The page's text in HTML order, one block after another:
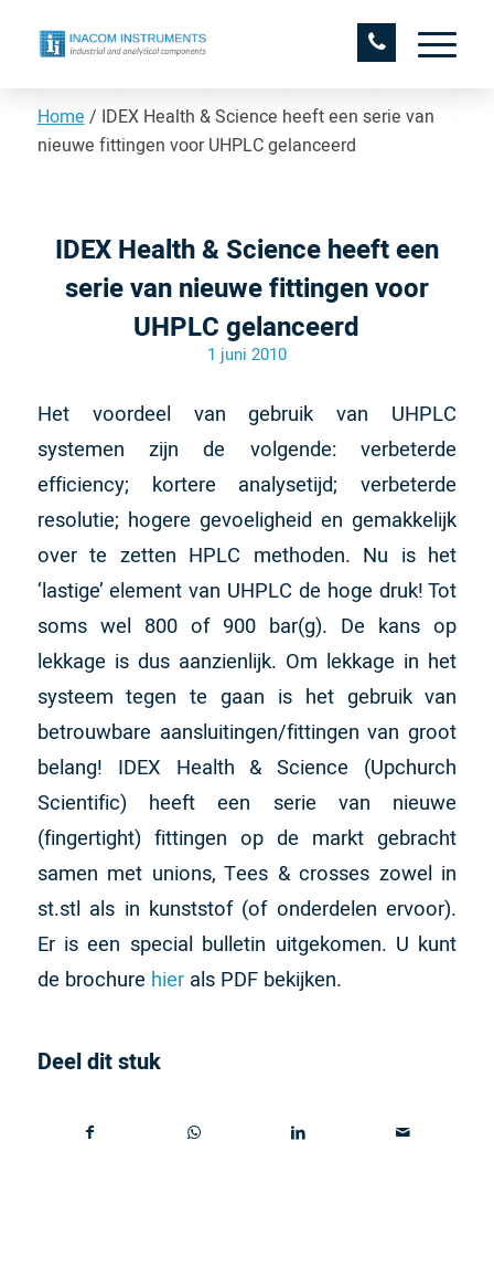
Home / IDEX Health & Science heeft een serie van
nieuwe fittingen voor UHPLC gelanceerd
IDEX Health & Science heeft een
serie van nieuwe fittingen voor
UHPLC gelanceerd
1 juni 2010
Het voordeel van gebruik van UHPLC
systemen zijn de volgende: verbeterde
efficiency; kortere analysetijd; verbeterde
resolutie; hogere gevoeligheid en gemakkelijk
over te zetten HPLC methoden. Nu is het
‘lastige’ element van UHPLC de hoge druk! Tot
soms wel 800 of 900 bar(g). De kans op
lekkage is dus aanzienlijk. Om lekkage in het
systeem tegen te gaan is het gebruik van
betrouwbare aansluitingen/fittingen van groot
belang! IDEX Health & Science (Upchurch
Scientific) heeft een serie van nieuwe
(fingertight) fittingen op de markt gebracht
samen met unions, Tees & crosses zowel in
st.stl als in kunststof (of onderdelen ervoor).
Er is een special bulletin uitgekomen. U kunt
de brochure hierals PDF bekijken.
Deel dit stuk